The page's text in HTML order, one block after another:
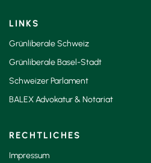
LINKS
Grünliberale Schweiz
Grünliberale Basel-Stadt
Schweizer Parlament
BALEX Advokatur & Notariat
RECHTLICHES
Impressum